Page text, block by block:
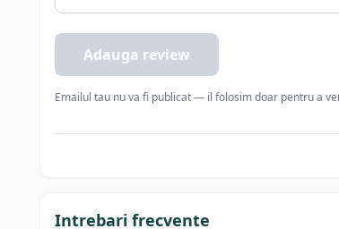
Adauga review
Emailul tau nu va fi publicat — il folosim doar pentru a
Intrebari frecvente